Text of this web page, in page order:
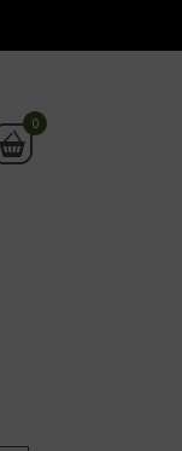
0